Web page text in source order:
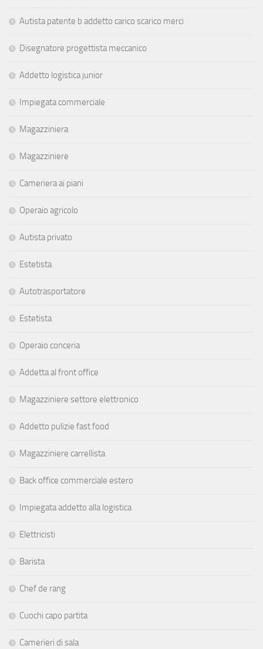
Autista patente b addetto carico scarico merci
Disegnatore progettista meccanico
Addetto logistica junior
Impiegata commerciale
Magazziniera
Magazziniere
Cameriera ai piani
Operaio agricolo
Autista privato
Estetista
Autotrasportatore
Estetista
Operaio conceria
Addetta al front office
Magazziniere settore elettronico
Addetto pulizie fast food
Magazziniere carrellista
Back office commerciale estero
Impiegata addetto alla logistica
Elettricisti
Barista
Chef de rang
Cuochi capo partita
Camerieri di sala